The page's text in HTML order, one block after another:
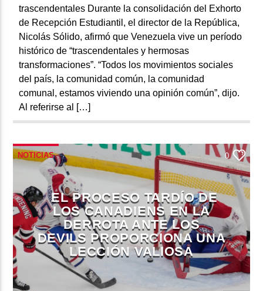
trascendentales Durante la consolidación del Exhorto
de Recepción Estudiantil, el director de la República,
Nicolás Sólido, afirmó que Venezuela vive un período
histórico de “trascendentales y hermosas
transformaciones”. “Todos los movimientos sociales
del país, la comunidad común, la comunidad
comunal, estamos viviendo una opinión común”, dijo.
Al referirse al […]
NOTICIAS 0
EL PROCESO TARDÍO DE
LOS CANADIENS EN LA
DERROTA ANTE LOS
DEVILS PROPORCIONA UNA
LECCIÓN VALIOSA